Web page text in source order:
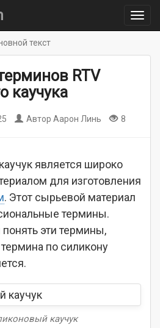
текст
RTV
каучука
Автор Аарон Линь
8
является широко
для изготовления
. Этот сырьевой материал
термины.
эти термины,
по силикону
каучук